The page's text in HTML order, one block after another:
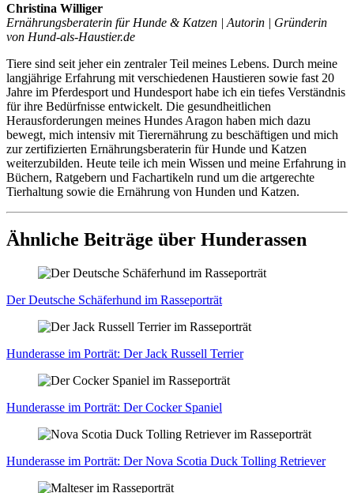
Christina Williger
Ernährungsberaterin für Hunde & Katzen | Autorin | Gründerin
von Hund-als-Haustier.de
Tiere sind seit jeher ein zentraler Teil meines Lebens. Durch meine
langjährige Erfahrung mit verschiedenen Haustieren sowie fast 20
Jahre im Pferdesport und Hundesport habe ich ein tiefes Verständnis
für ihre Bedürfnisse entwickelt. Die gesundheitlichen
Herausforderungen meines Hundes Aragon haben mich dazu
bewegt, mich intensiv mit Tierernährung zu beschäftigen und mich
zur zertifizierten Ernährungsberaterin für Hunde und Katzen
weiterzubilden. Heute teile ich mein Wissen und meine Erfahrung in
Büchern, Ratgebern und Fachartikeln rund um die artgerechte
Tierhaltung sowie die Ernährung von Hunden und Katzen.
Ähnliche Beiträge über Hunderassen
Der Deut­sche Schä­fer­hund im Ras­se­por­trät
Hun­de­ras­se im Por­trät: Der Jack Rus­sell Ter­ri­er
Hun­de­ras­se im Por­trät: Der Cocker Spa­ni­el
Hun­de­ras­se im Por­trät: Der Nova Sco­tia Duck Tol­ling Retrie­ver